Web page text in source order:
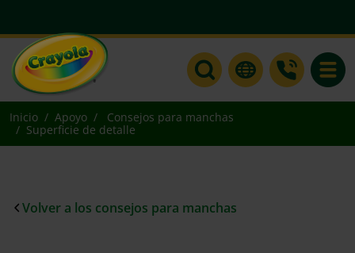
Inicio Apoyo
Consejos para manchas
Superficie de detalle
Volver a los consejos para manchas